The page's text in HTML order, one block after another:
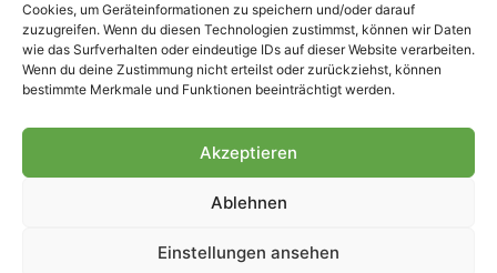
Cookies, um Geräteinformationen zu speichern und/oder darauf
zuzugreifen. Wenn du diesen Technologien zustimmst, können wir Daten
wie das Surfverhalten oder eindeutige IDs auf dieser Website verarbeiten.
Wenn du deine Zustimmung nicht erteilst oder zurückziehst, können
bestimmte Merkmale und Funktionen beeinträchtigt werden.
Akzeptieren
Ablehnen
Einstellungen ansehen
Fohlen-Hautnah.de ist ein
offiziell eingetragenes Magazin
bei der Deutschen
Nationalbibliothek (ISSN 1868-
Weiterverarbeitung, auch
Genehmigung.